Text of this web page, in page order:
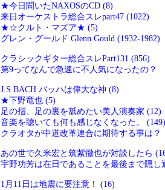
★今日聞いたNAXOSのCD (8)
来日オーケストラ総合スレpart47 (1022)
★☆クルト・マズア★ (5)
グレン・グールド Glenn Gould (1932-1982)
クラシックギター総合スレPart131 (856)
第9ってなんで急速に不人気になったの？
J.S.BACH バッハは偉大な神 (8)
★下野竜也 (5)
足の指、足の裏を舐めたい美人演奏家 (12)
音楽を聴いても何も感じなくなった。 (149)
クラオタが中道改革連合に期待する事は？
あの世で久米宏と筑紫徹也が対談したら
宇野功芳は在日であることを最後まで隠し
1月11日は地震に要注意！ (16)